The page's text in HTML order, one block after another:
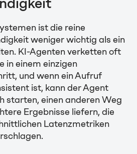
ist die reine
weniger wichtig als ein
KI-Agenten verketten oft
in einem einzigen
und wenn ein Aufruf
ist, kann der Agent
starten, einen anderen Weg
Ergebnisse liefern, die
Latenzmetriken